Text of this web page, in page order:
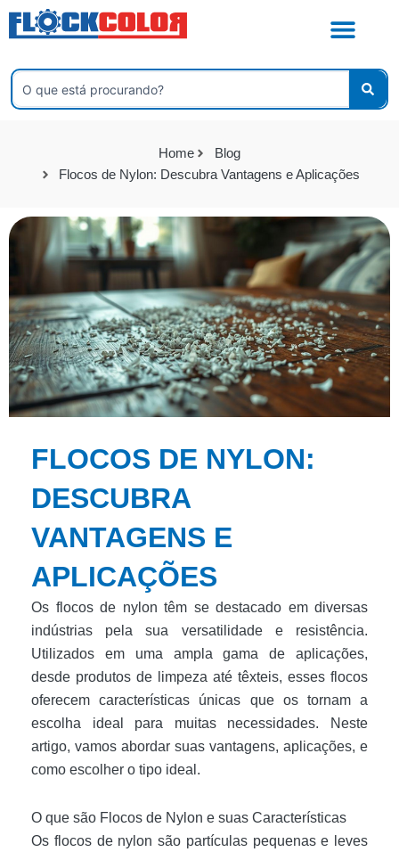
para
conteúdo
Pesquisar
Home
Blog
Flocos de Nylon: Descubra Vantagens e Aplicações
FLOCOS DE NYLON:
DESCUBRA
VANTAGENS E
APLICAÇÕES
Os flocos de nylon têm se destacado em diversas
indústrias pela sua versatilidade e resistência.
Utilizados em uma ampla gama de aplicações,
desde produtos de limpeza até têxteis, esses flocos
oferecem características únicas que os tornam a
escolha ideal para muitas necessidades. Neste
artigo, vamos abordar suas vantagens, aplicações, e
como escolher o tipo ideal.
O que são Flocos de Nylon e suas Características
Os flocos de nylon são partículas pequenas e leves